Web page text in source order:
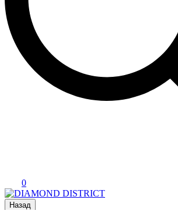
0
Назад